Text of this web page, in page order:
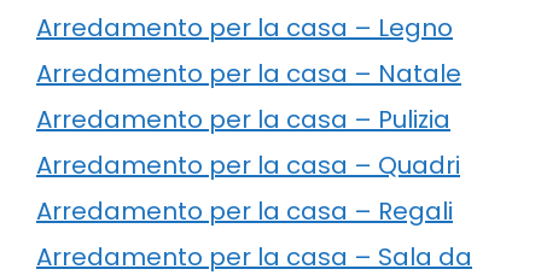
Arredamento per la casa – Legno
Arredamento per la casa – Natale
Arredamento per la casa – Pulizia
Arredamento per la casa – Quadri
Arredamento per la casa – Regali
Arredamento per la casa – Sala da